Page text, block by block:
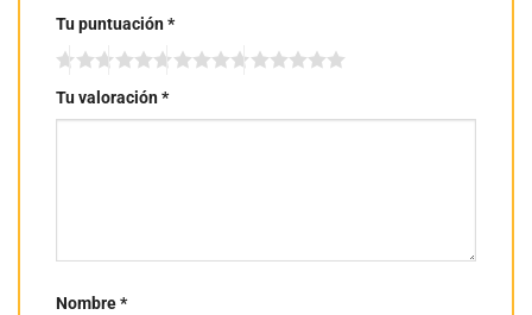
Tu puntuación*
Tu valoración*
Nombre*